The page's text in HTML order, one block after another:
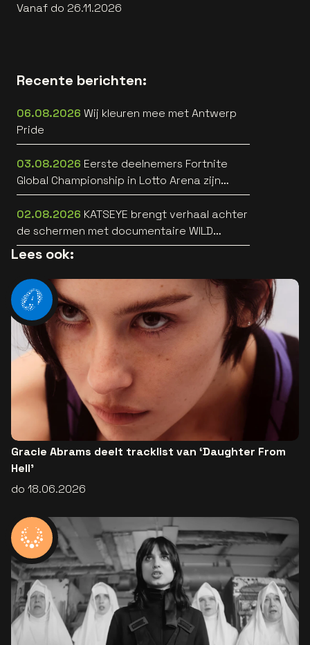
Vanaf do 26.11.2026
Recente berichten:
06.08.2026 Wij kleuren mee met Antwerp
Pride
03.08.2026 Eerste deelnemers Fortnite
Global Championship in Lotto Arena zijn
bekend
02.08.2026 KATSEYE brengt verhaal achter
de schermen met documentaire WILD
HEARTS [trailer]
Lees ook:
Gracie Abrams deelt tracklist van ‘Daughter From
Hell’
do 18.06.2026